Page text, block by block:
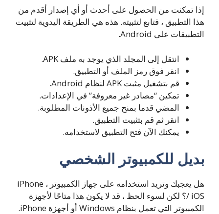
إذا تمكنت من الحصول على أحدث أو أي إصدار أقدم من
هذا التطبيق ، فتابع لتثبيته. هذه هي الطريقة اليدوية لتثبيت
التطبيقات على Android.
انتقل إلى المجلد الذي يوجد به ملف APK.
انقر فوق رمز الملف أو التطبيق.
قم بتشغيل مثبت APK لنظام Android.
تمكين “مصادر غير معروفة” في الإعدادات.
المضي قدما بمنح جميع الأذونات المطلوبة.
انقر ثم قم بتثبيت التطبيق.
يمكنك الآن فتح التطبيق لاستخدامه.
بديل للكمبيوتر الشخصي
هل يعجبك وتريد استخدامه على جهاز الكمبيوتر ، iPhone
/ iOS؟ لكن لسوء الحظ ، قد لا يكون هذا متاحًا لأجهزة
الكمبيوتر التي تعمل بنظام Windows أو أجهزة iPhone.